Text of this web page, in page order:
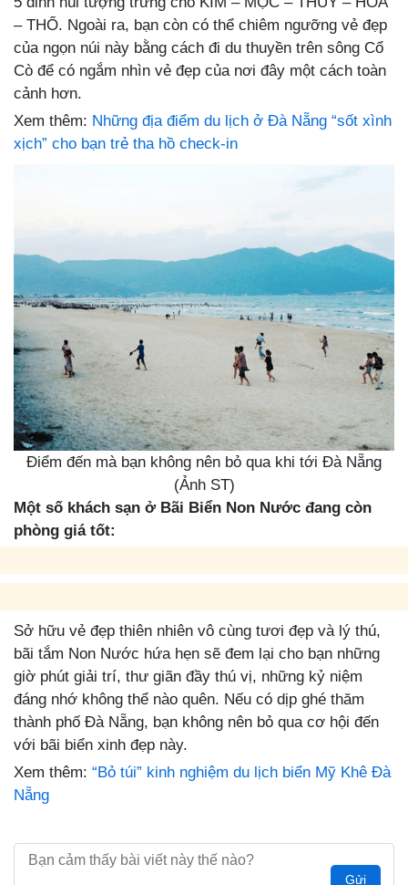
– THỔ. Ngoài ra, bạn còn có thể chiêm ngưỡng vẻ đẹp
của ngọn núi này bằng cách đi du thuyền trên sông Cổ
Cò để có ngắm nhìn vẻ đẹp của nơi đây một cách toàn
cảnh hơn.
Xem thêm: Những địa điểm du lịch ở Đà Nẵng “sốt xình
xịch” cho bạn trẻ tha hồ check-in
Điểm đến mà bạn không nên bỏ qua khi tới Đà Nẵng
(Ảnh ST)
Một số khách sạn ở Bãi Biển Non Nước đang còn
phòng giá tốt:
Sở hữu vẻ đẹp thiên nhiên vô cùng tươi đẹp và lý thú,
bãi tắm Non Nước hứa hẹn sẽ đem lại cho bạn những
giờ phút giải trí, thư giãn đầy thú vị, những kỷ niệm
đáng nhớ không thể nào quên. Nếu có dịp ghé thăm
thành phố Đà Nẵng, bạn không nên bỏ qua cơ hội đến
với bãi biển xinh đẹp này.
Xem thêm: “Bỏ túi” kinh nghiệm du lịch biển Mỹ Khê Đà
Nẵng
Gửi